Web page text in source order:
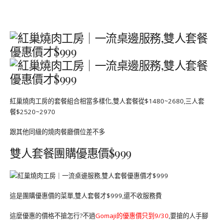
紅巢燒肉工房的套餐組合相當多樣化,雙人套餐從$1480~2680,三人套
餐$2520~2970
跟其他同級的燒肉餐廳價位差不多
雙人套餐團購優惠價$999
這是團購優惠價的菜單,雙人套餐才$999,還不收服務費
這麼優惠的價格不搶怎行?不過Gomaji的優惠價只到9/30 ,要搶的人手腳